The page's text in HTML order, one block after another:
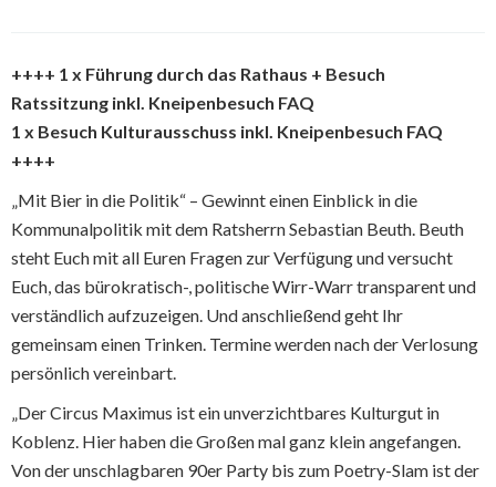
++++ 1 x Führung durch das Rathaus + Besuch
Ratssitzung inkl. Kneipenbesuch FAQ
1 x Besuch Kulturausschuss inkl. Kneipenbesuch FAQ
++++
„Mit Bier in die Politik“ – Gewinnt einen Einblick in die
Kommunalpolitik mit dem Ratsherrn Sebastian Beuth. Beuth
steht Euch mit all Euren Fragen zur Verfügung und versucht
Euch, das bürokratisch-, politische Wirr-Warr transparent und
verständlich aufzuzeigen. Und anschließend geht Ihr
gemeinsam einen Trinken. Termine werden nach der Verlosung
persönlich vereinbart.
„Der Circus Maximus ist ein unverzichtbares Kulturgut in
Koblenz. Hier haben die Großen mal ganz klein angefangen.
Von der unschlagbaren 90er Party bis zum Poetry-Slam ist der